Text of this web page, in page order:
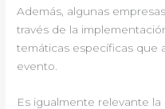
Además, algunas
través de la
temáticas específicas que
evento.
Es igualmente relevante